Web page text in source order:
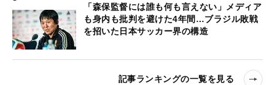
「森保監督には誰も何も言えない」メディア
も身内も批判を避けた4年間…ブラジル敗戦
を招いた日本サッカー界の構造
記事ランキングの一覧を見る